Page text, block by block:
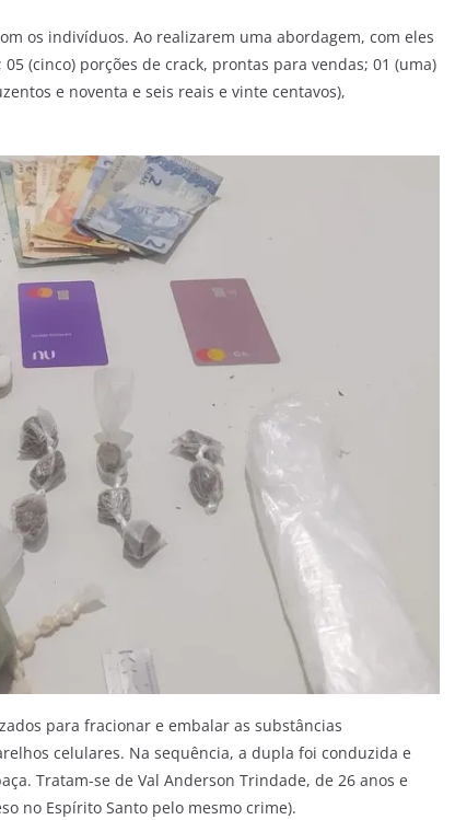
os indivíduos. Ao realizarem uma abordagem, com eles
(cinco) porções de crack, prontas para vendas; 01 (uma)
e noventa e seis reais e vinte centavos),
para fracionar e embalar as substâncias
celulares. Na sequência, a dupla foi conduzida e
Tratam-se de Val Anderson Trindade, de 26 anos e
no Espírito Santo pelo mesmo crime).